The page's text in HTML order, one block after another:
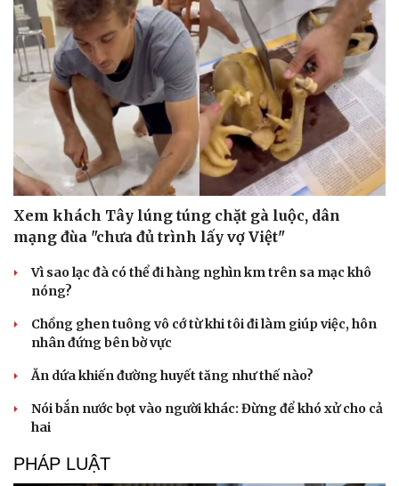
Xem khách Tây lúng túng chặt gà luộc, dân
mạng đùa "chưa đủ trình lấy vợ Việt"
Vì sao lạc đà có thể đi hàng nghìn km trên sa mạc khô
nóng?
Chồng ghen tuông vô cớ từ khi tôi đi làm giúp việc, hôn
nhân đứng bên bờ vực
Ăn dứa khiến đường huyết tăng như thế nào?
Nói bắn nước bọt vào người khác: Đừng để khó xử cho cả
hai
PHÁP LUẬT